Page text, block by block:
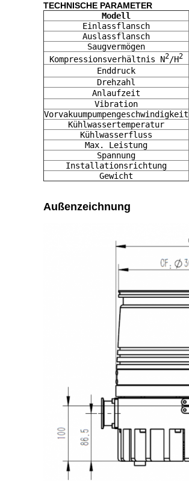
TECHNISCHE PARAMETER
Modell
Einlassflansch
Auslassflansch
Saugvermögen
Kompressionsverhältnis N2/H2
Enddruck
Drehzahl
Anlaufzeit
Vibration
Vorvakuumpumpengeschwindigkeit
Kühlwassertemperatur
Kühlwasserfluss
Max. Leistung
Spannung
Installationsrichtung
Gewicht
Außenzeichnung